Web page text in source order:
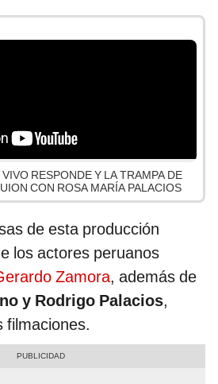
RESPONDE Y LA TRAMPA DE
CON ROSA MARÍA PALACIOS
de esta producción
los actores peruanos
Zamora, además de
y Rodrigo Palacios,
filmaciones.